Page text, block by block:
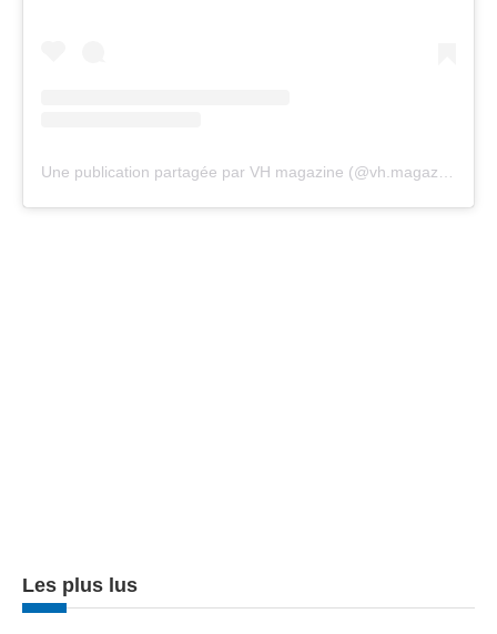
Une publication partagée par VH magazine (@vh.magazine)
Les plus lus